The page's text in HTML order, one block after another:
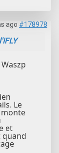
ago #178978
Le
monte
et
quand